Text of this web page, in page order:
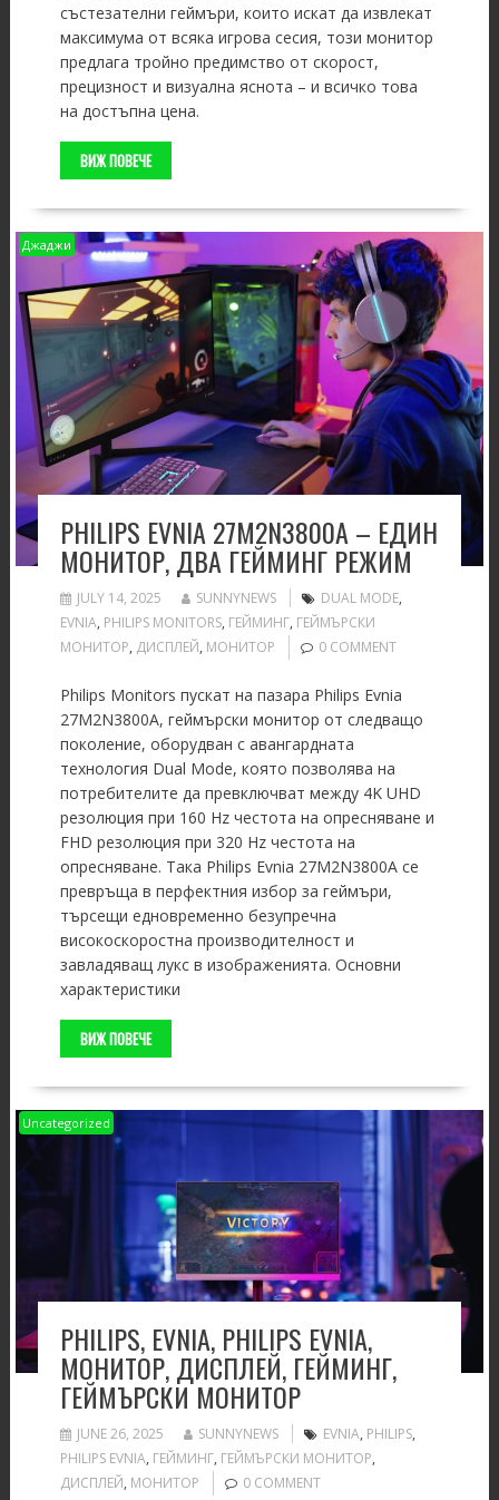
състезателни геймъри, които искат да извлекат
максимума от всяка игрова сесия, този монитор
предлага тройно предимство от скорост,
прецизност и визуална яснота – и всичко това
на достъпна цена.
ВИЖ ПОВЕЧЕ
Джаджи
PHILIPS EVNIA 27M2N3800A – EДИН
МОНИТОР, ДВА ГЕЙМИНГ РЕЖИМ
JULY 14, 2025 SUNNYNEWS DUAL MODE,
EVNIA, PHILIPS MONITORS, ГЕЙМИНГ, ГЕЙМЪРСКИ
МОНИТОР, ДИСПЛЕЙ, МОНИТОР 0 COMMENT
Philips Monitors пускат на пазара Philips Evnia
27M2N3800A, геймърски монитор от следващо
поколение, оборудван с авангардната
технология Dual Mode, която позволява на
потребителите да превключват между 4K UHD
резолюция при 160 Hz честота на опресняване и
FHD резолюция при 320 Hz честота на
опресняване. Така Philips Evnia 27M2N3800A се
превръща в перфектния избор за геймъри,
търсещи едновременно безупречна
високоскоростна производителност и
завладяващ лукс в изображенията. Основни
характеристики
ВИЖ ПОВЕЧЕ
Uncategorized
PHILIPS, EVNIA, PHILIPS EVNIA,
МОНИТОР, ДИСПЛЕЙ, ГЕЙМИНГ,
ГЕЙМЪРСКИ МОНИТОР
JUNE 26, 2025 SUNNYNEWS EVNIA, PHILIPS,
PHILIPS EVNIA, ГЕЙМИНГ, ГЕЙМЪРСКИ МОНИТОР,
ДИСПЛЕЙ, МОНИТОР 0 COMMENT